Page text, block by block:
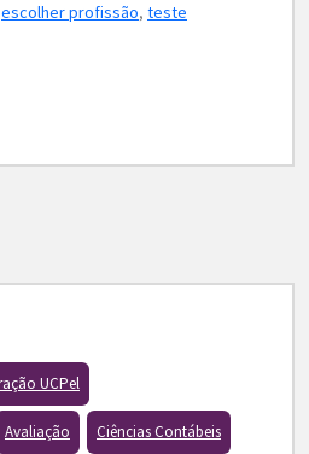
escolher profissão, teste
UCPel
Avaliação Ciências Contábeis